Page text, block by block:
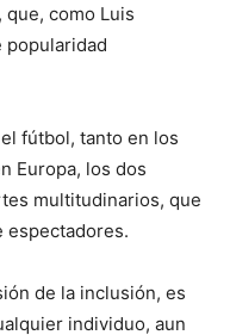
como Luis
popularidad
fútbol, tanto en los
Europa, los dos
multitudinarios, que
espectadores.
de la inclusión, es
individuo, aun